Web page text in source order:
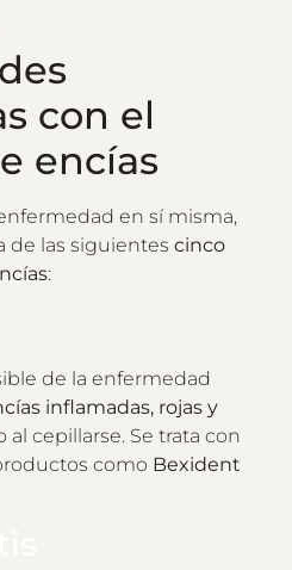
con el
encías
en sí misma,
de las siguientes cinco
:
de la enfermedad
inflamadas, rojas y
al cepillarse. Se trata con
como Bexident